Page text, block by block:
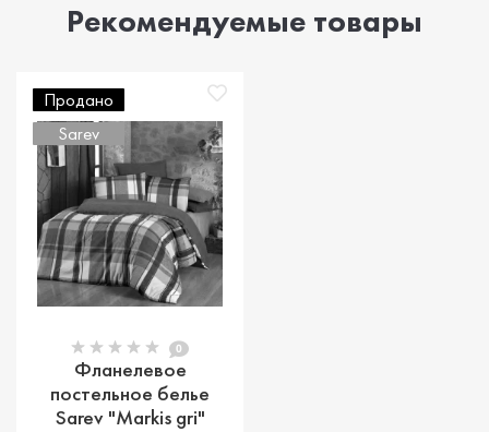
Рекомендуемые товары
Продано
Sarev
0
Фланелевое
постельное белье
Sarev "Markis gri"